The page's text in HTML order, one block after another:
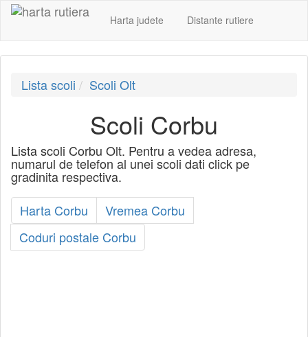
Harta judete Distante rutiere
Lista scoli Scoli Olt
Scoli Corbu
Lista scoli Corbu Olt. Pentru a vedea adresa,
numarul de telefon al unei scoli dati click pe
gradinita respectiva.
Harta Corbu
Vremea Corbu
Coduri postale Corbu